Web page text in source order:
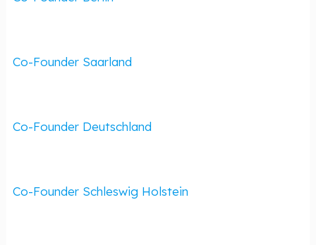
Co-Founder Saarland
Co-Founder Deutschland
Co-Founder Schleswig Holstein